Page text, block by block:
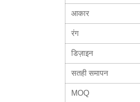
आकार
रंग
डिज़ाइन
सतही समापन
MOQ